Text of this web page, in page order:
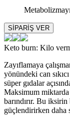
SİPARİŞ VER
Keto burn: Kilo
Zayıflamaya
yönündeki can
süper gıdalar
Maksimum
barındırır. Bu
güçlendirirken daha